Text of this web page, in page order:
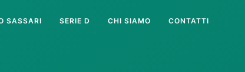
SASSARI SERIE D CHI SIAMO CONTATTI